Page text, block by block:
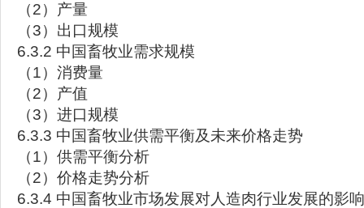
（2）产量
（3）出口规模
6.3.2 中国畜牧业需求规模
（1）消费量
（2）产值
（3）进口规模
6.3.3 中国畜牧业供需平衡及未来价格走势
（1）供需平衡分析
（2）价格走势分析
6.3.4 中国畜牧业市场发展对人造肉行业发展的影